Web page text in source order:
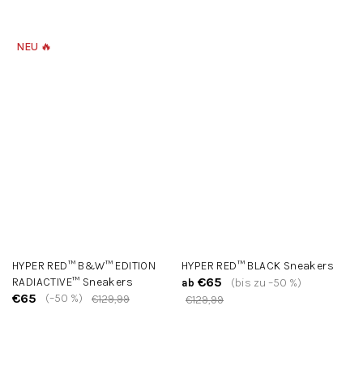
NEU 🔥
HYPER RED™ B&W™ EDITION
RADIACTIVE™ Sneakers
€65 €129,99
(–50 %)
HYPER RED™ BLACK Sneakers
ab €65
€129,99
(bis zu –50 %)